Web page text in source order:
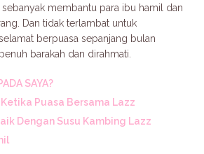
membantu para ibu hamil dan
Dan tidak terlambat untuk
berpuasa sepanjang bulan
barakah dan dirahmati.
SAYA?
Puasa Bersama Lazz
Dengan Susu Kambing Lazz